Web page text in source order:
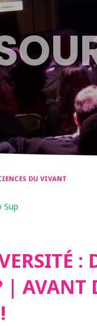
DU VIVANT
Sup
:
| AVANT